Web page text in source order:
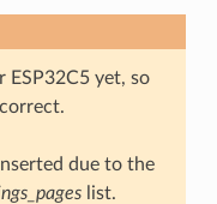
yet, so
due to the
list.